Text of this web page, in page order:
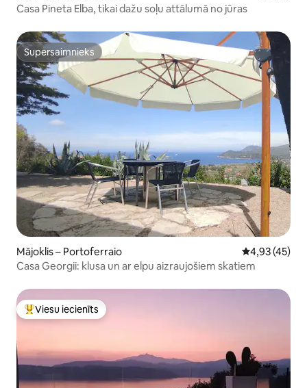
Casa Pineta Elba, tikai dažu soļu attālumā no jūras
Supersaimnieks
Supersaimnieks
Mājoklis – Portoferraio Vidējais
4,93 (45)
Casa Georgii: klusa un ar elpu aizraujošiem skatiem
Populārs viesu iecienīts mājoklis
Viesu iecienīts